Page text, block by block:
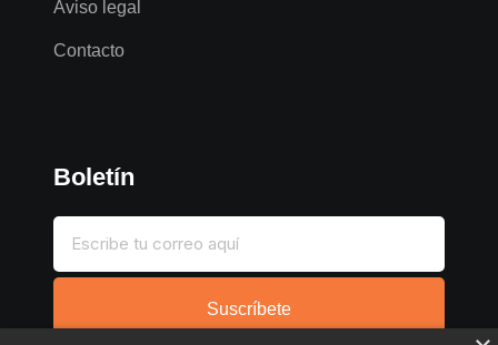
Aviso legal
Contacto
Boletín
Suscríbete